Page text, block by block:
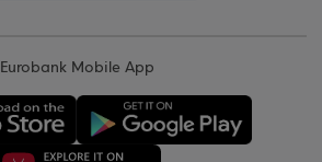
Eurobank Mobile App